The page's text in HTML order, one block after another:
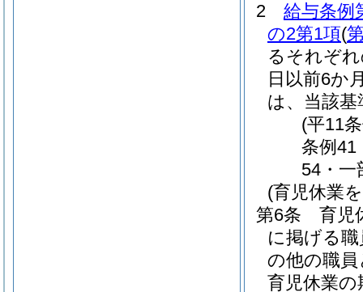
2
給与条例
の2第1項(
るそれぞ
日以前6か
は、当該
(平11
条例41
54・一
(育児休業
第6条
育児
に掲げる
の他の職
育児休業